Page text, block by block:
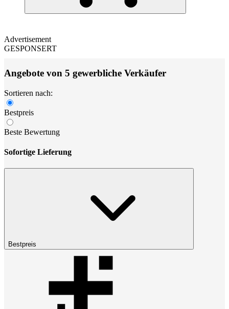
Advertisement
GESPONSERT
Angebote von 5 gewerbliche Verkäufer
Sortieren nach:
Bestpreis
Beste Bewertung
Sofortige Lieferung
Bestpreis